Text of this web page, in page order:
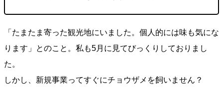
「たまたま寄った観光地にいました。個人的には味も気にな
ります」とのこと。私も5月に見てびっくりしておりまし
た。
しかし、新規事業ってすぐにチョウザメを飼いません？